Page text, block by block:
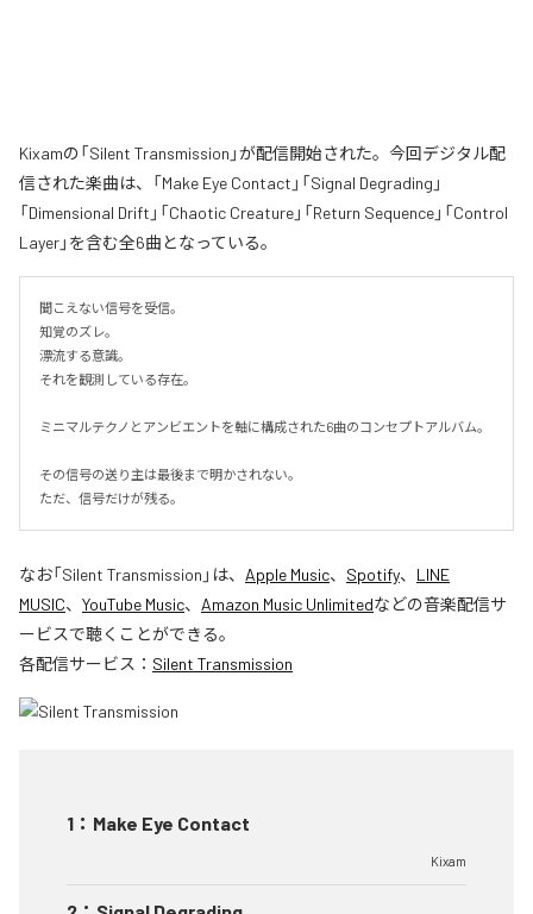
Kixamの「Silent Transmission」が配信開始された。今回デジタル配
信された楽曲は、「Make Eye Contact」「Signal Degrading」
「Dimensional Drift」「Chaotic Creature」「Return Sequence」「Control
Layer」を含む全6曲となっている。
聞こえない信号を受信。
知覚のズレ。
漂流する意識。
それを観測している存在。
ミニマルテクノとアンビエントを軸に構成された6曲のコンセプトアルバム。
その信号の送り主は最後まで明かされない。
ただ、信号だけが残る。
なお「Silent Transmission 」は、 Apple Music、 Spotify、 LINE
MUSIC、 YouTube Music、 Amazon Music Unlimitedなどの音楽配信サ
ービスで聴くことができる。
各配信サービス： Silent Transmission
1 ： Make Eye Contact
Kixam